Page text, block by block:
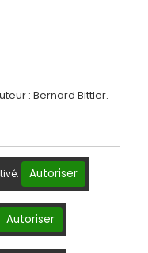
: Bernard Bittler.
Autoriser
Autoriser